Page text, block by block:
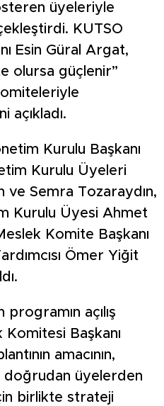
üyeleriyle
KUTSO
Esin Güral Argat,
olursa güçlenir”
açıkladı.
Kurulu Başkanı
Kurulu Üyeleri
ve Semra Tozaraydın,
Kurulu Üyesi Ahmet
Komite Başkanı
Ömer Yiğit
programın açılış
Komitesi Başkanı
amacının,
doğrudan üyelerden
birlikte strateji